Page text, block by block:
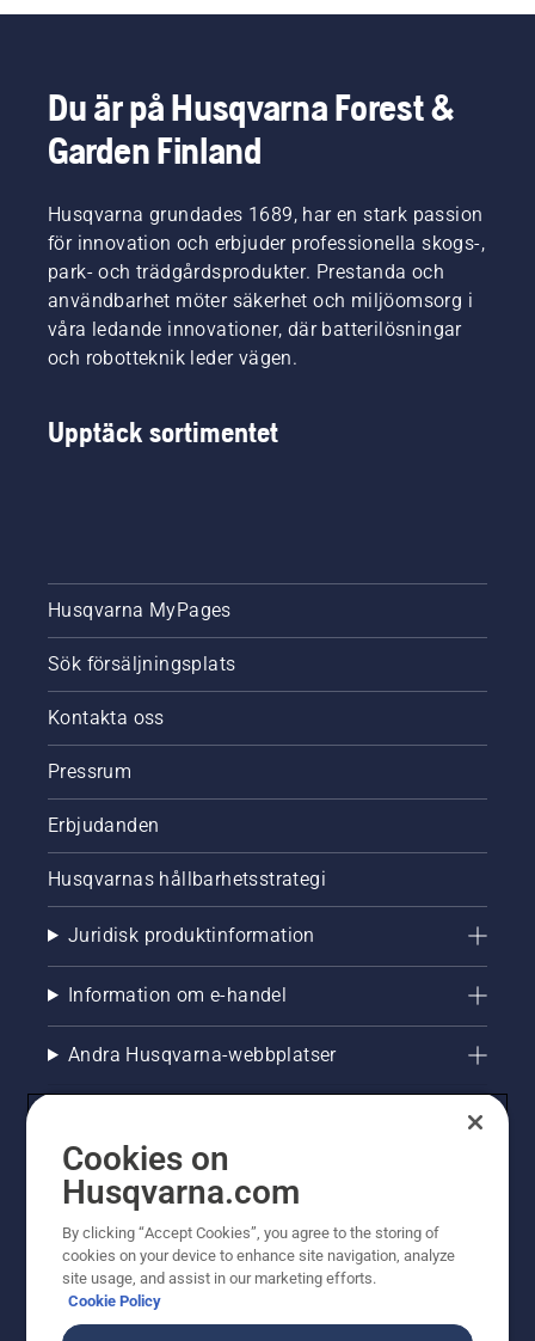
Du är på Husqvarna Forest &
Garden Finland
Husqvarna grundades 1689, har en stark passion
för innovation och erbjuder professionella skogs-,
park- och trädgårdsprodukter. Prestanda och
användbarhet möter säkerhet och miljöomsorg i
våra ledande innovationer, där batterilösningar
och robotteknik leder vägen.
Upptäck sortimentet
Husqvarna MyPages
Sök försäljningsplats
Kontakta oss
Pressrum
Erbjudanden
Husqvarnas hållbarhetsstrategi
Juridisk produktinformation
Information om e-handel
Andra Husqvarna-webbplatser
© Husqvarna AB (publ). All rights reserved. Priserna
som visas är rekommenderade cirkapriser. Alla angivna
Cookies on
Husqvarna.com
By clicking “Accept Cookies”, you agree to the storing of
cookies on your device to enhance site navigation, analyze
site usage, and assist in our marketing efforts.
Cookie Policy